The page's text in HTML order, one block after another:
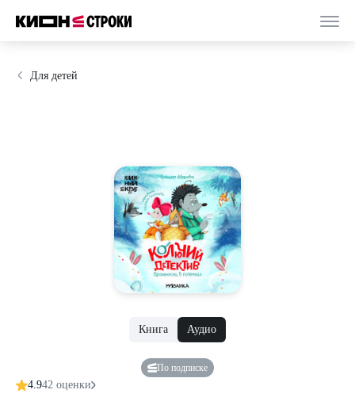
Для детей
Книга Аудио
По подписке
4.942 оценки